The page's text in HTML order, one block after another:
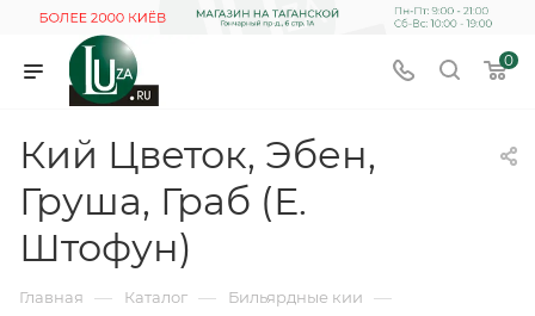
0
Кий Цветок, Эбен,
Груша, Граб (Е.
Штофун)
Главная — Каталог — Бильярдные кии —